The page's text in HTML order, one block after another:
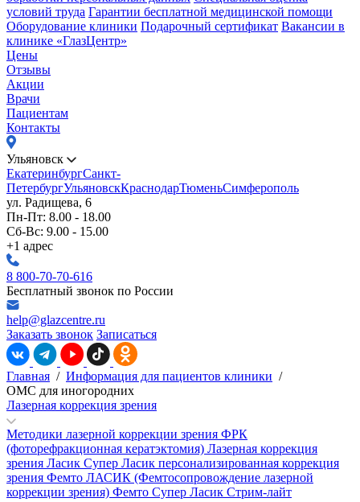
условий труда Гарантии бесплатной медицинской помощи
Оборудование клиники Подарочный сертификат Вакансии в
клинике «ГлазЦентр»
Цены
Отзывы
Акции
Врачи
Пациентам
Контакты
Ульяновск
ЕкатеринбургСанкт-
ПетербургУльяновскКраснодарТюменьСимферополь
ул. Радищева, 6
Пн-Пт: 8.00 - 18.00
Сб-Вс: 9.00 - 15.00
+1 адрес
8 800-70-70-616
Бесплатный звонок по России
help@glazcentre.ru
Заказать звонок Записаться
Главная / Информация для пациентов клиники /
ОМС для иногородних
Лазерная коррекция зрения
Методики лазерной коррекции зрения ФРК
(фоторефракционная кератэктомия) Лазерная коррекция
зрения Ласик Супер Ласик персонализированная коррекция
зрения Фемто ЛАСИК (Фемтосопровождение лазерной
коррекции зрения) Фемто Супер Ласик Стрим-лайт